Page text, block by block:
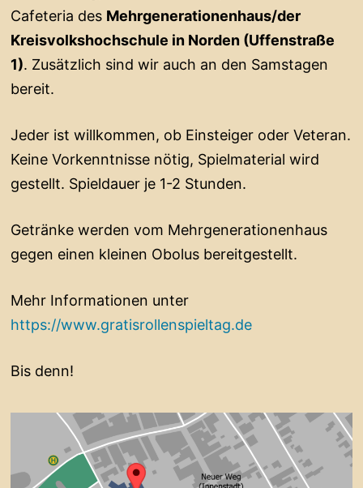
Cafeteria des Mehrgenerationenhaus/der
Kreisvolkshochschule in Norden (Uffenstraße
1). Zusätzlich sind wir auch an den Samstagen
bereit.
Jeder ist willkommen, ob Einsteiger oder Veteran.
Keine Vorkenntnisse nötig, Spielmaterial wird
gestellt. Spieldauer je 1-2 Stunden.
Getränke werden vom Mehrgenerationenhaus
gegen einen kleinen Obolus bereitgestellt.
Mehr Informationen unter
https://www.gratisrollenspieltag.de
Bis denn!